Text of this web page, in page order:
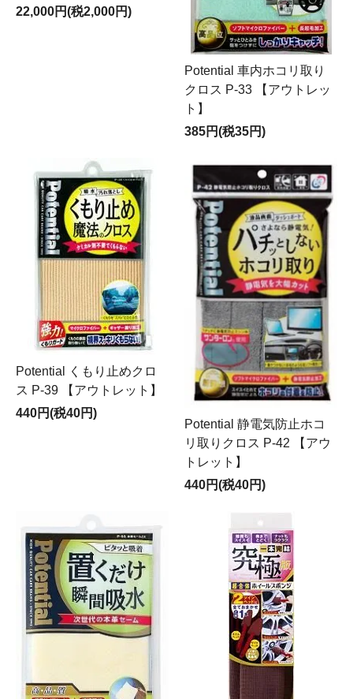
22,000円(税2,000円)
Potential 車内ホコリ取り
クロス P-33 【アウトレッ
ト】
385円(税35円)
Potential くもり止めクロ
ス P-39 【アウトレット】
440円(税40円)
Potential 静電気防止ホコ
リ取りクロス P-42 【アウ
トレット】
440円(税40円)